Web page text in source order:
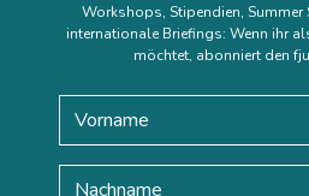
Workshops, Stipendien, Summer
internationale Briefings: Wenn ihr
möchtet, abonniert den